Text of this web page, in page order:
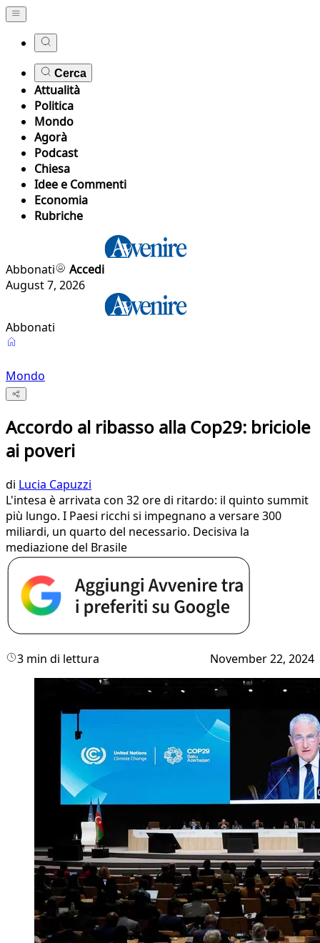
Cerca
Attualità
Politica
Mondo
Agorà
Podcast
Chiesa
Idee e Commenti
Economia
Rubriche
Abbonati
Accedi
August 7, 2026
Abbonati
Mondo
Accordo al ribasso alla Cop29: briciole
ai poveri
di Lucia Capuzzi
L'intesa è arrivata con 32 ore di ritardo: il quinto summit
più lungo. I Paesi ricchi si impegnano a versare 300
miliardi, un quarto del necessario. Decisiva la
mediazione del Brasile
3 min di lettura November 22, 2024